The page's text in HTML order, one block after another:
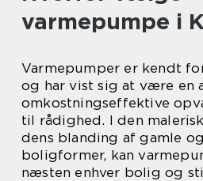
varmepumpe i
Varmepumper er kendt
og har vist sig at være en
omkostningseffektive
til rådighed. I den
dens blanding af gamle
boligformer, kan
næsten enhver bolig og